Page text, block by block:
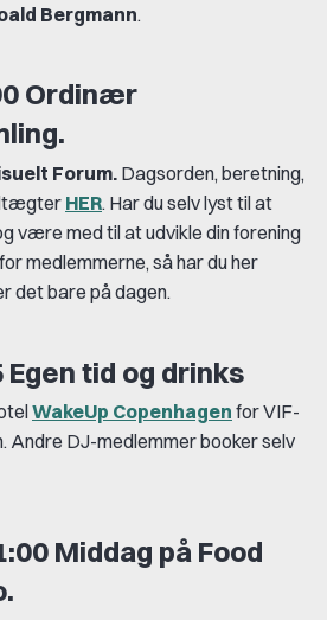
Bergmann.
Ordinær
Forum. Dagsorden, beretning,
HER. Har du selv lyst til at
være med til at udvikle din forening
medlemmerne, så har du her
det bare på dagen.
Egen tid og drinks
WakeUp Copenhagen for VIF-
Andre DJ-medlemmer booker selv
Middag på Food